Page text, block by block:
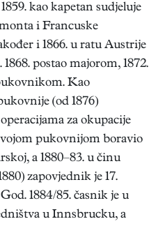
kao kapetan sudjeluje
i Francuske
i 1866. u ratu Austrije
postao majorom, 1872.
Kao
(od 1876)
za okupacije
pukovnijom boravio
a 1880–83. u činu
zapovjednik je 17.
1884/85. časnik je u
u Innsbrucku, a